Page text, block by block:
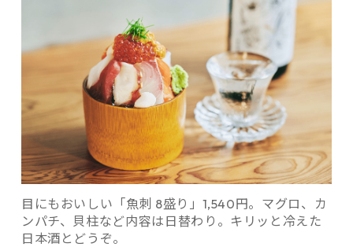
目にもおいしい「魚刺 8盛り」1,540円。マグロ、カ
ンパチ、貝柱など内容は日替わり。キリッと冷えた
日本酒とどうぞ。